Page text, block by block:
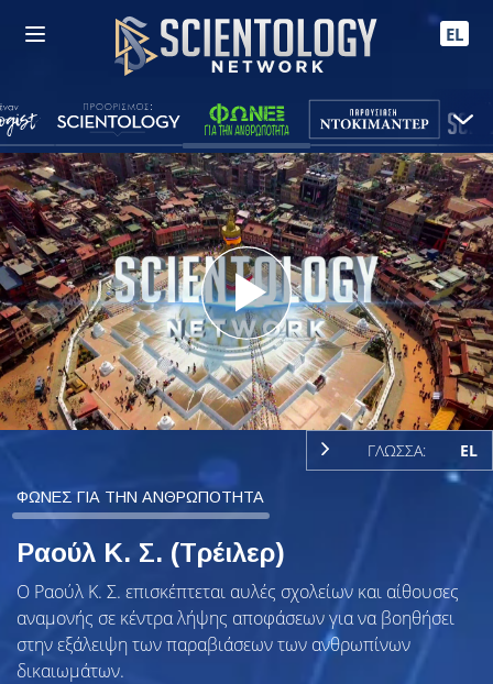
EL
Play
Video
ΓΛΩΣΣΑ: EL
ΦΩΝΕΣ ΓΙΑ ΤΗΝ ΑΝΘΡΩΠΟΤΗΤΑ
Ραούλ Κ. Σ. (Τρέιλερ)
Ο Ραούλ Κ. Σ. επισκέπτεται αυλές σχολείων και αίθουσες
αναμονής σε κέντρα λήψης αποφάσεων για να βοηθήσει
στην εξάλειψη των παραβιάσεων των ανθρωπίνων
δικαιωμάτων.